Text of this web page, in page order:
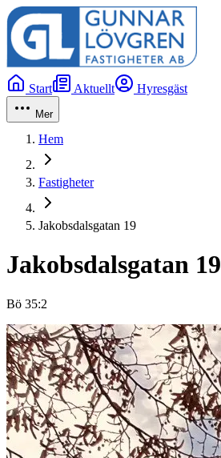
Start Aktuellt Hyresgäst
Mer
Hem
Fastigheter
Jakobsdalsgatan 19
Jakobsdalsgatan 19
Bö 35:2